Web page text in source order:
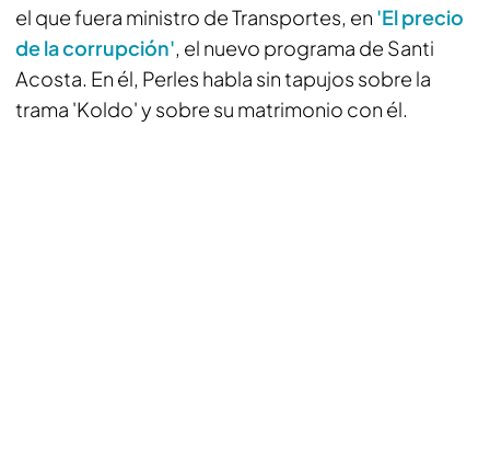
el que fuera ministro de Transportes, en 'El precio
de la corrupción', el nuevo programa de Santi
Acosta. En él, Perles habla sin tapujos sobre la
trama 'Koldo' y sobre su matrimonio con él.